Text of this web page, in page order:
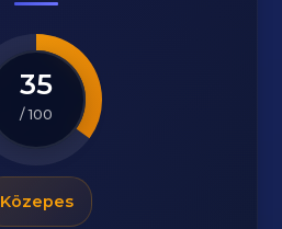
35
/ 100
Közepes